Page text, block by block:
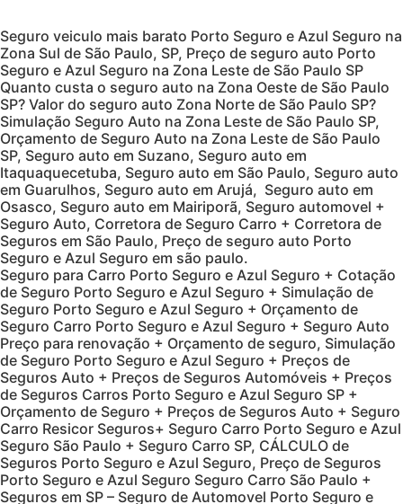
Seguro veiculo mais barato Porto Seguro e Azul Seguro na
Zona Sul de São Paulo, SP, Preço de seguro auto Porto
Seguro e Azul Seguro na Zona Leste de São Paulo SP
Quanto custa o seguro auto na Zona Oeste de São Paulo
SP? Valor do seguro auto Zona Norte de São Paulo SP?
Simulação Seguro Auto na Zona Leste de São Paulo SP,
Orçamento de Seguro Auto na Zona Leste de São Paulo
SP, Seguro auto em Suzano, Seguro auto em
Itaquaquecetuba, Seguro auto em São Paulo, Seguro auto
em Guarulhos, Seguro auto em Arujá, Seguro auto em
Osasco, Seguro auto em Mairiporã, Seguro automovel +
Seguro Auto, Corretora de Seguro Carro + Corretora de
Seguros em São Paulo, Preço de seguro auto Porto
Seguro e Azul Seguro em são paulo.
Seguro para Carro Porto Seguro e Azul Seguro + Cotação
de Seguro Porto Seguro e Azul Seguro + Simulação de
Seguro Porto Seguro e Azul Seguro + Orçamento de
Seguro Carro Porto Seguro e Azul Seguro + Seguro Auto
Preço para renovação + Orçamento de seguro, Simulação
de Seguro Porto Seguro e Azul Seguro + Preços de
Seguros Auto + Preços de Seguros Automóveis + Preços
de Seguros Carros Porto Seguro e Azul Seguro SP +
Orçamento de Seguro + Preços de Seguros Auto + Seguro
Carro Resicor Seguros+ Seguro Carro Porto Seguro e Azul
Seguro São Paulo + Seguro Carro SP, CÁLCULO de
Seguros Porto Seguro e Azul Seguro, Preço de Seguros
Porto Seguro e Azul Seguro Seguro Carro São Paulo +
Seguros em SP – Seguro de Automovel Porto Seguro e